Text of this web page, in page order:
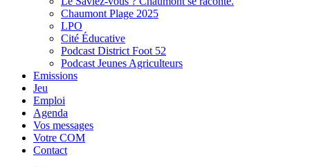
Chaumont Plage 2025
LPO
Cité Éducative
Podcast District Foot 52
Podcast Jeunes Agriculteurs
Emissions
Jeu
Emploi
Agenda
Vos messages
Votre COM
Contact